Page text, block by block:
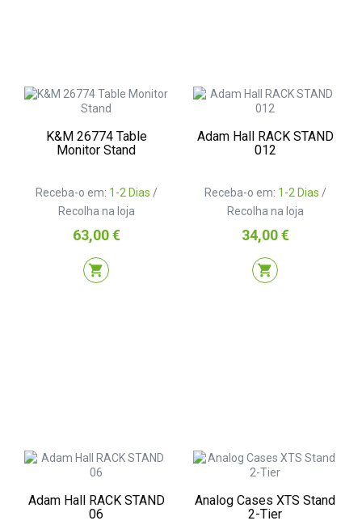
K&M 26774 Table
Monitor Stand
Receba-o em: 1-2 Dias /
Recolha na loja
Preço
63,00 €
shopping_cart
Adam Hall RACK STAND
012
Receba-o em: 1-2 Dias /
Recolha na loja
Preço
34,00 €
shopping_cart
Adam Hall RACK STAND
06
Analog Cases XTS Stand
2-Tier